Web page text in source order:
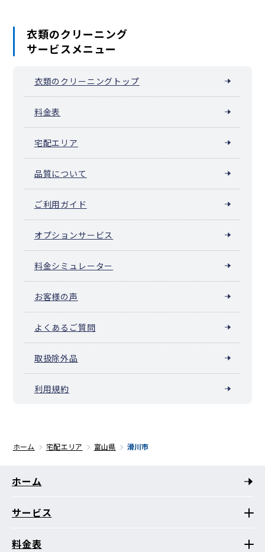
衣類のクリーニング
サービスメニュー
衣類のクリーニングトップ
料金表
宅配エリア
品質について
ご利用ガイド
オプションサービス
料金シミュレーター
お客様の声
よくあるご質問
取扱除外品
利用規約
ホーム 宅配エリア 富山県 滑川市
ホーム
サービス
料金表